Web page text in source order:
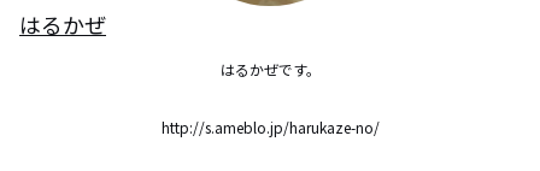
はるかぜ
はるかぜです。
http://s.ameblo.jp/harukaze-no/